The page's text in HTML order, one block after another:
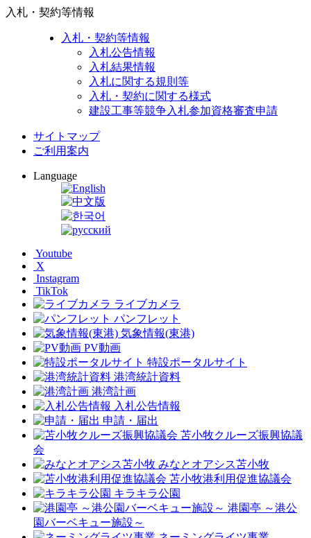
入札・契約等情報
入札・契約等情報
入札公告情報
入札結果情報
入札に関する規則等
入札・契約に関する様式
建設工事等競争入札参加資格審査申請
サイトマップ
ご利用案内
Language
Youtube
X
Instagram
TikTok
ライブカメラ
パンフレット
気象情報(東港)
PV動画
特設ポータルサイト
港湾統計資料
港湾計画
入札公告情報
申請・届出
苫小牧クルーズ振興協議
会
みなとオアシス苫小牧
苫小牧港利用促進協議会
キラキラ公園
港園亭 ～港公
園バーベキュー施設～